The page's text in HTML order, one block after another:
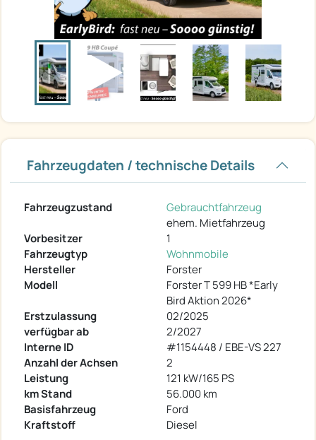
Fahrzeugdaten / technische Details
Fahrzeugzustand
Gebrauchtfahrzeug
ehem. Mietfahrzeug
Vorbesitzer
1
Fahrzeugtyp
Wohnmobile
Hersteller
Forster
Modell
Forster T 599 HB *Early
Bird Aktion 2026*
Erstzulassung
02/2025
verfügbar ab
2/2027
Interne ID
#1154448 / EBE-VS 227
Anzahl der Achsen
2
Leistung
121 kW/165 PS
km Stand
56.000 km
Basisfahrzeug
Ford
Kraftstoff
Diesel